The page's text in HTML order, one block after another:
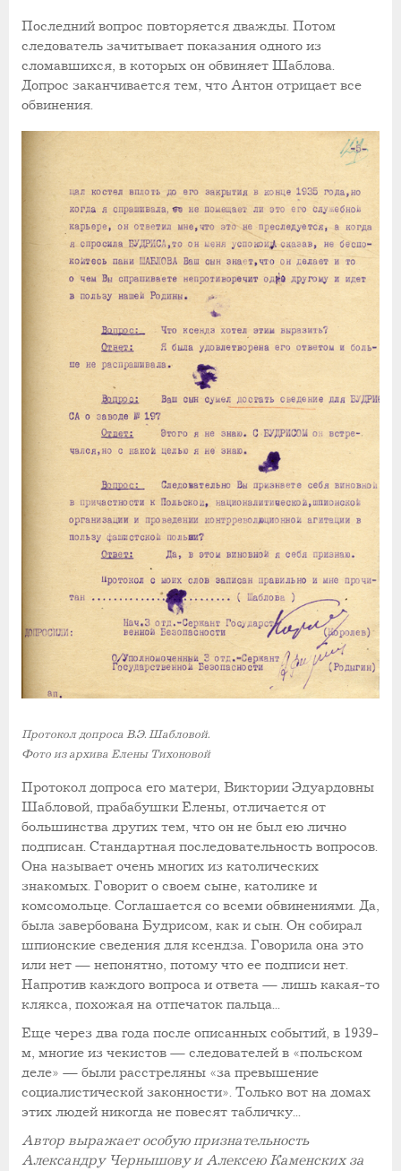
Последний вопрос повторяется дважды. Потом
следователь зачитывает показания одного из
сломавшихся, в которых он обвиняет Шаблова.
Допрос заканчивается тем, что Антон отрицает все
обвинения.
Протокол допроса В.Э. Шабловой.
Фото из архива Елены Тихоновой
Протокол допроса его матери, Виктории Эдуардовны
Шабловой, прабабушки Елены, отличается от
большинства других тем, что он не был ею лично
подписан. Стандартная последовательность вопросов.
Она называет очень многих из католических
знакомых. Говорит о своем сыне, католике и
комсомольце. Соглашается со всеми обвинениями. Да,
была завербована Будрисом, как и сын. Он собирал
шпионские сведения для ксендза. Говорила она это
или нет — непонятно, потому что ее подписи нет.
Напротив каждого вопроса и ответа — лишь какая-то
клякса, похожая на отпечаток пальца...
Еще через два года после описанных событий, в 1939-
м, многие из чекистов — следователей в «польском
деле» — были расстреляны «за превышение
социалистической законности». Только вот на домах
этих людей никогда не повесят табличку...
Автор выражает особую признательность
Александру Чернышову и Алексею Каменских за